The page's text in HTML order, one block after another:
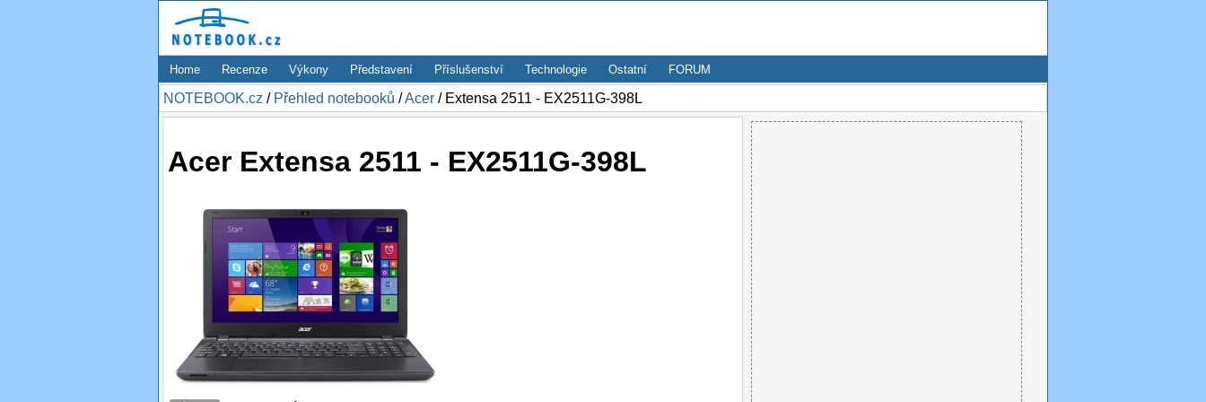
Home Recenze Výkony Představení Příslušenství Technologie Ostatní FORUM
NOTEBOOK.cz / Přehled notebooků /Acer / Extensa 2511 - EX2511G-398L
Acer Extensa 2511 - EX2511G-398L